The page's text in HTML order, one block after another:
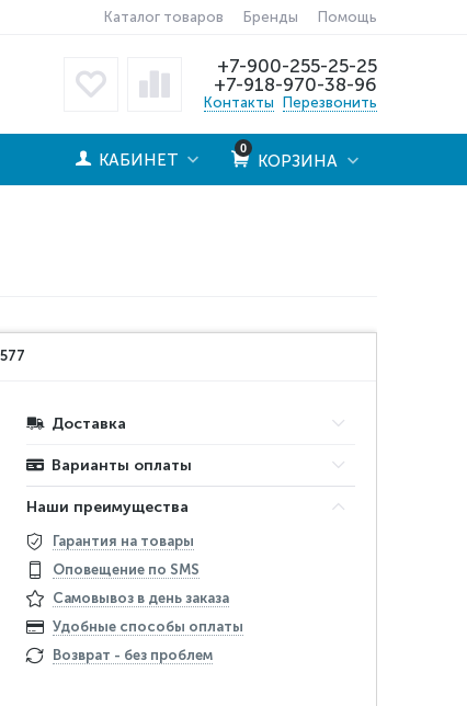
Каталог товаров Бренды Помощь
+7-900-255-25-25
+7-918-970-38-96
Контакты Перезвонить
0
КОРЗИНА
КАБИНЕТ
Доставка
Варианты оплаты
Наши преимущества
Гарантия на товары
Оповещение по SMS
Самовывоз в день заказа
Удобные способы оплаты
Возврат - без проблем